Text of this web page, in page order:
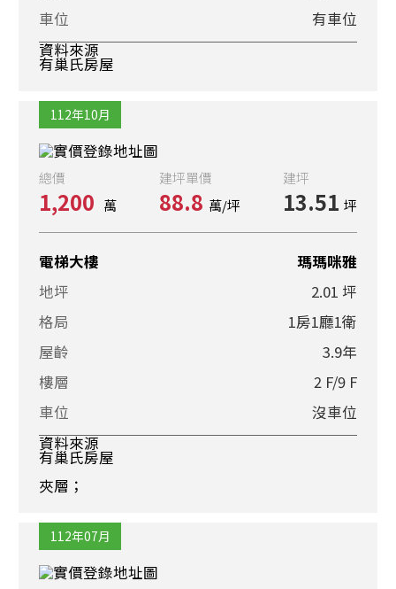
車位
有車位
資料來源
有巢氏房屋
112年10月
總價
1,200 萬
建坪單價
88.8 萬/坪
建坪
13.51 坪
電梯大樓
瑪瑪咪雅
地坪
2.01 坪
格局
1房1廳1衛
屋齡
3.9年
樓層
2 F/9 F
車位
沒車位
資料來源
有巢氏房屋
夾層；
112年07月